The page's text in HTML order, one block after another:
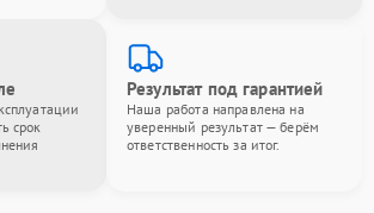
срок
Результат под гарантией
Наша работа направлена на
уверенный результат — берём
ответственность за итог.